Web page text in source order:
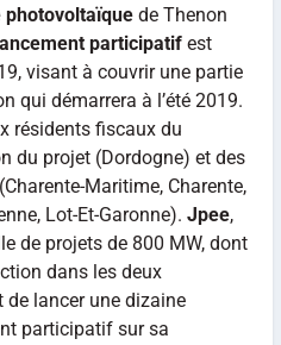
photovoltaïquede Thenon
participatifest
visant à couvrir une partie
qui démarrera à l’été 2019.
résidents fiscaux du
du projet (Dordogne) et des
Maritime, Charente,
Lot-Et-Garonne). Jpee,
de projets de 800 MW, dont
dans les deux
de lancer une dizaine
participatif sur sa